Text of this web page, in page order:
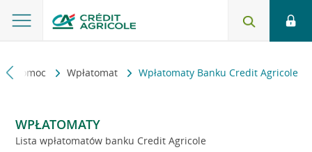
i pomoc Wpłatomat Wpłatomaty Banku Credit Agricole
WPŁATOMATY
Lista wpłatomatów banku Credit Agricole